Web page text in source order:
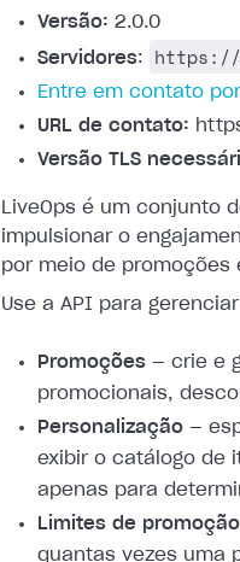
Versão: 2.0.0
Servidores: https://
Entre em contato
URL de contato:
Versão TLS
LiveOps é um conjunto
impulsionar o
por meio de promoções
Use a API para
Promoções — crie e
promocionais,
Personalização —
exibir o catálogo de
apenas para
Limites de promoção
quantas vezes uma